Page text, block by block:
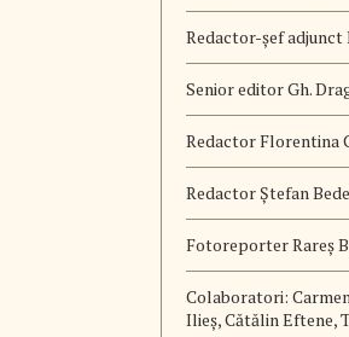
Redactor-șef
Senior editor Gh.
Redactor Florentina
Redactor Ștefan
Fotoreporter Rareș
Colaboratori:
Ilieș, Cătălin Eftene,